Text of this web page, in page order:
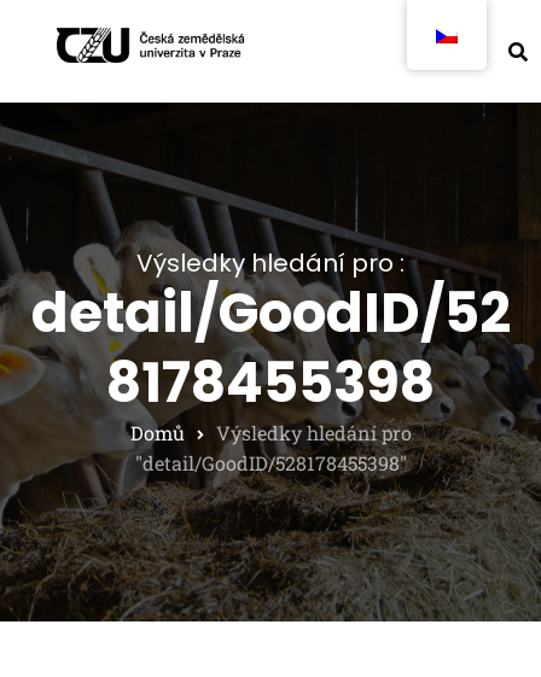
Výsledky hledání pro :
detail/GoodID/52
8178455398
Domů
Výsledky hledání pro
"detail/GoodID/528178455398"